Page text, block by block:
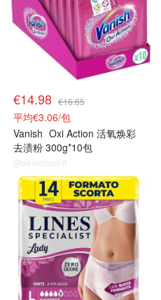
€14.98 €16.65
平均€3.06/包
Vanish Oxi Action 活氧焕彩
去渍粉 300g*10包
@dealmoon.it